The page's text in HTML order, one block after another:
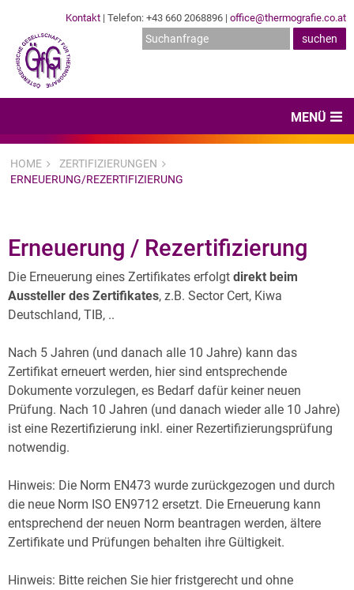
Kontakt | Telefon: +43 660 2068896 | office@thermografie.co.at
MENÜ
News & Veranstaltungen
Dienstleister
Hard- & Software
Expertenwissen & Normen
Archiv
Über uns
HOME
ZERTIFIZIERUNGEN
ERNEUERUNG/REZERTIFIZIERUNG
Erneuerung / Rezertifizierung
Die Erneuerung eines Zertifikates erfolgt direkt beim
Aussteller des Zertifikates, z.B. Sector Cert, Kiwa
Deutschland, TIB, ..
Nach 5 Jahren (und danach alle 10 Jahre) kann das
Zertifikat erneuert werden, hier sind entsprechende
Dokumente vorzulegen, es Bedarf dafür keiner neuen
Prüfung. Nach 10 Jahren (und danach wieder alle 10 Jahre)
ist eine Rezertifizierung inkl. einer Rezertifizierungsprüfung
notwendig.
Hinweis: Die Norm EN473 wurde zurückgezogen und durch
die neue Norm ISO EN9712 ersetzt. Die Erneuerung kann
entsprechend der neuen Norm beantragen werden, ältere
Zertifikate und Prüfungen behalten ihre Gültigkeit.
Hinweis: Bitte reichen Sie hier fristgerecht und ohne